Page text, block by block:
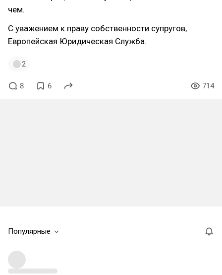
чем.
С уважением к праву собственности супругов,
Европейская Юридическая Служба.
2
8 6 714
Популярные